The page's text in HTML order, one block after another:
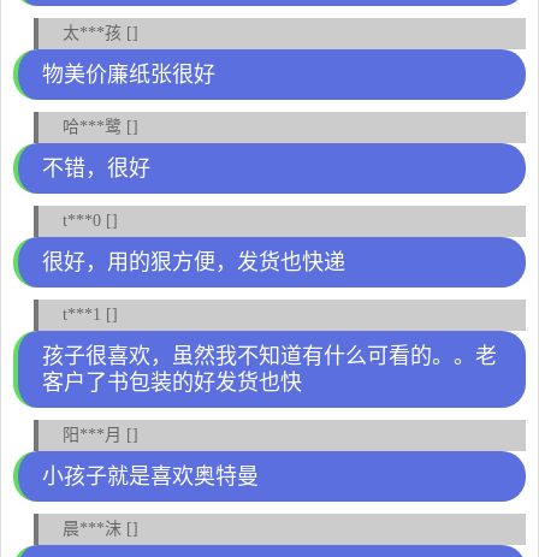
太***孩 []
物美价廉纸张很好
哈***鹭 []
不错，很好
t***0 []
很好，用的狠方便，发货也快递
t***1 []
孩子很喜欢，虽然我不知道有什么可看的。。老
客户了书包装的好发货也快
阳***月 []
小孩子就是喜欢奥特曼
晨***沫 []